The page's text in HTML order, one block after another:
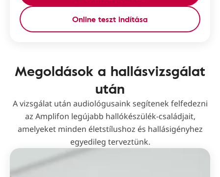
Online teszt indítása
Megoldások a hallásvizsgálat
után
A vizsgálat után audiológusaink segítenek felfedezni
az Amplifon legújabb hallókészülék-családjait,
amelyeket minden életstílushoz és hallásigényhez
egyedileg terveztünk.